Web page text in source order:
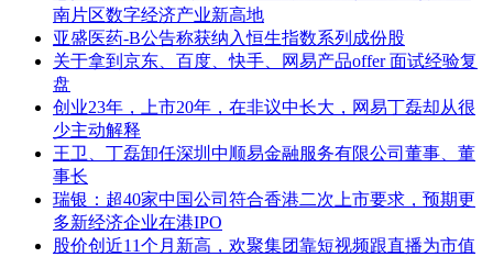
南片区数字经济产业新高地
亚盛医药-B公告称获纳入恒生指数系列成份股
关于拿到京东、百度、快手、网易产品offer 面试经验复
盘
创业23年，上市20年，在非议中长大，网易丁磊却从很
少主动解释
王卫、丁磊卸任深圳中顺易金融服务有限公司董事、董
事长
瑞银：超40家中国公司符合香港二次上市要求，预期更
多新经济企业在港IPO
股价创近11个月新高，欢聚集团靠短视频跟直播为市值